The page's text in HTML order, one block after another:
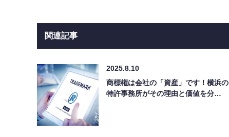
関連記事
2025.8.10
商標権は会社の「資産」です！横浜の
特許事務所がその理由と価値を分…